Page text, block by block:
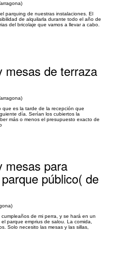
parquing de nuestras instalaciones. El
de alquilarla durante todo el año de
del bricolaje que vamos a llevar a cabo.
mesas de terraza
que es la tarde de la recepción que
día. Serían los cubiertos la
más o menos el presupuesto exacto de
mesas para
público( de
de mi perra, y se hará en un
parque emprius de salou. La comida,
Solo necesito las mesas y las sillas,